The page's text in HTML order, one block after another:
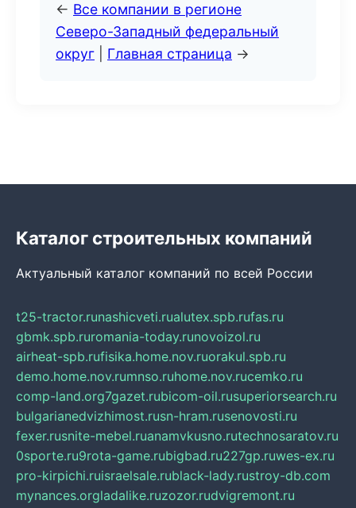
← Все компании в регионе
Северо-Западный федеральный
округ
Главная страница →
Каталог строительных компаний
Актуальный каталог компаний по всей России
t25-tractor.runashicveti.rualutex.spb.rufas.ru
gbmk.spb.ruromania-today.runovoizol.ru
airheat-spb.rufisika.home.nov.ruorakul.spb.ru
demo.home.nov.rumnso.ruhome.nov.rucemko.ru
comp-land.org7gazet.rubicom-oil.rusuperiorsearch.ru
bulgarianedvizhimost.rusn-hram.rusenovosti.ru
fexer.rusnite-mebel.ruanamvkusno.rutechnosaratov.ru
0sporte.ru9rota-game.rubigbad.ru227gp.ruwes-ex.ru
pro-kirpichi.ruisraelsale.rublack-lady.rustroy-db.com
mynances.orgladalike.ruzozor.rudvigremont.ru